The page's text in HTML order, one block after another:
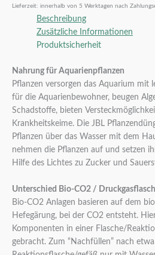
Lieferzeit: innerhalb von 5 Werktagen nach
Beschreibung
Zusätzliche Informationen
Produktsicherheit
Nahrung für Aquarienpflanzen
Pflanzen versorgen das Aquarium mit
für die Aquarienbewohner, beugen
Schadstoffe, bieten
Krankheitskeime. Die JBL
Pflanzen über das Wasser mit dem
nehmen die Pflanzen auf und setzen
Hilfe des Lichtes zu Zucker und
Unterschied Bio-CO2 /
Bio-CO2 Anlagen basieren auf dem
Hefegärung, bei der CO2 entsteht.
Komponenten in einer Flasche/
gebracht. Zum “Nachfüllen” nach